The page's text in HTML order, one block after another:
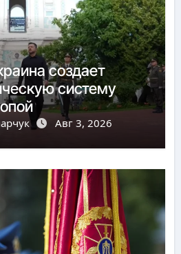
создает
систему
Авг 3, 2026